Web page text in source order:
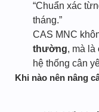
“Chuẩn xác
tháng.”
CAS MNC
thường, mà là
hệ thống cân
Khi nào nên nâng